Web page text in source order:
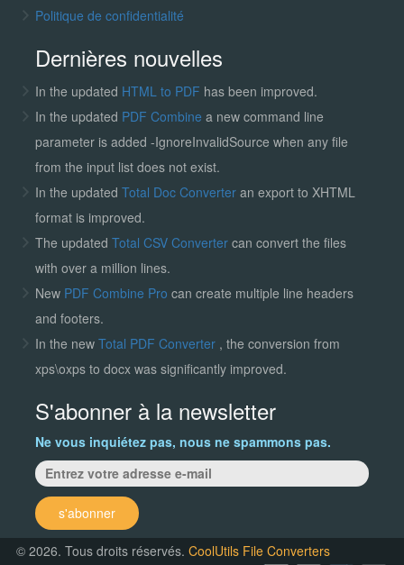
Politique de confidentialité
Dernières nouvelles
In the updated HTML to PDF has been improved.
In the updated PDF Combine a new command line
parameter is added -IgnoreInvalidSource when any file
from the input list does not exist.
In the updated Total Doc Converter an export to XHTML
format is improved.
The updated Total CSV Convertercan convert the files
with over a million lines.
New PDF Combine Pro can create multiple line headers
and footers.
In the new Total PDF Converter , the conversion from
xps\oxps to docx was significantly improved.
S'abonner à la newsletter
Ne vous inquiétez pas, nous ne spammons pas.
s'abonner
© 2026. Tous droits réservés.CoolUtils File Converters